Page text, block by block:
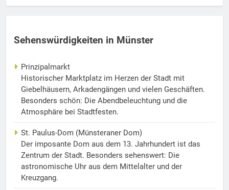
Sehenswürdigkeiten in Münster
Prinzipalmarkt
Historischer Marktplatz im Herzen der Stadt mit
Giebelhäusern, Arkadengängen und vielen Geschäften.
Besonders schön: Die Abendbeleuchtung und die
Atmosphäre bei Stadtfesten.
St. Paulus-Dom (Münsteraner Dom)
Der imposante Dom aus dem 13. Jahrhundert ist das
Zentrum der Stadt. Besonders sehenswert: Die
astronomische Uhr aus dem Mittelalter und der
Kreuzgang.